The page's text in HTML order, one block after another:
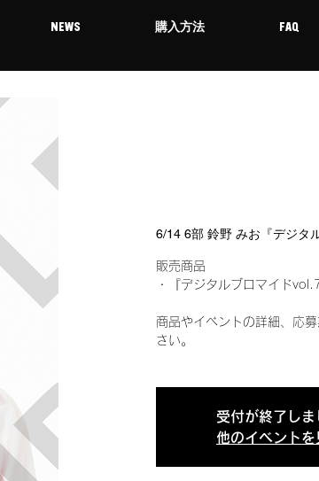
NEWS 購入方法 FAQ
6/14 6部 鈴野 みお『デジタ
販売商品
・『デジタルブロマイド
商品やイベントの詳細、応
さい。
受付が終了しま
他のイベントを